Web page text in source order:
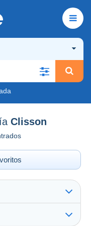
Clisson